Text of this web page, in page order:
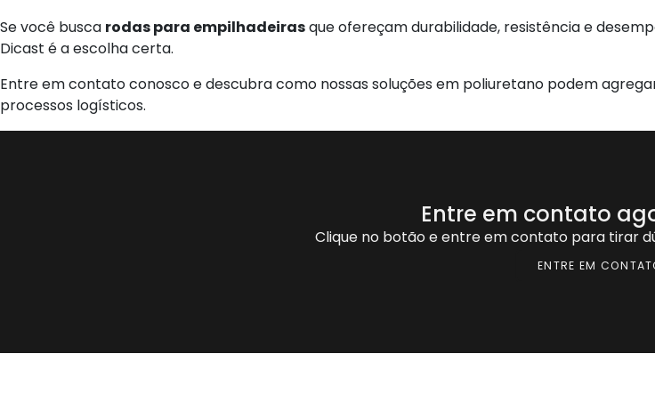
Se você busca rodas para empilhadeirasque ofereçam durabilidade, resistência e
Dicast é a escolha certa.
Entre em contato conosco e descubra como nossas soluções em poliuretano podem
processos logísticos.
Entre em contato
Clique no botão e entre em contato para tirar
ENTRE EM